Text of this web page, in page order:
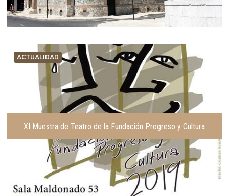
ACTUALIDAD
XI Muestra de Teatro de la Fundación Progreso y Cultura